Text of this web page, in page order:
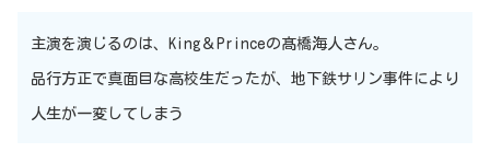
主演を演じるのは、King＆Princeの髙橋海人さん。
品行方正で真面目な高校生だったが、地下鉄サリン事件により
人生が一変してしまう